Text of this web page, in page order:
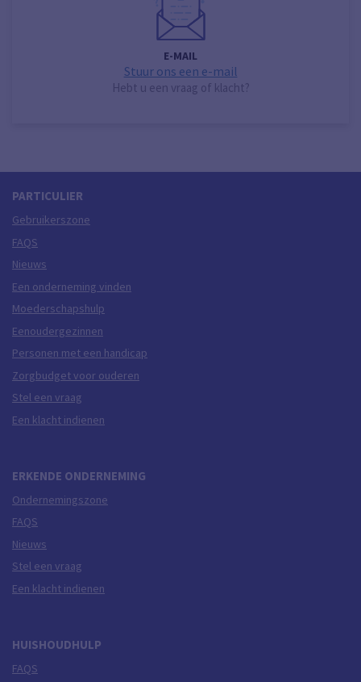
E-MAIL
Stuur ons een e-mail
Hebt u een vraag of klacht?
PARTICULIER
Gebruikerszone
FAQS
Nieuws
Een onderneming vinden
Moederschapshulp
Eenoudergezinnen
Personen met een handicap
Zorgbudget voor ouderen
Stel een vraag
Een klacht indienen
ERKENDE ONDERNEMING
Ondernemingszone
FAQS
Nieuws
Stel een vraag
Een klacht indienen
HUISHOUDHULP
FAQS